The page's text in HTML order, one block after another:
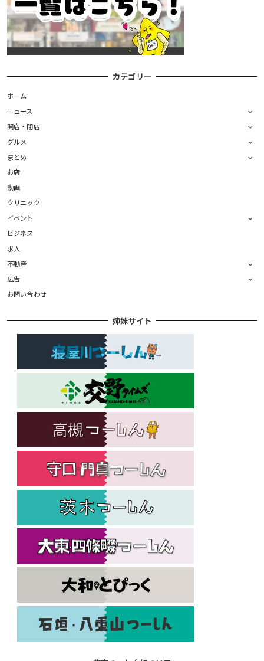
カテゴリー
ホーム
ニュース
開店・閉店
グルメ
まとめ
お店
動画
クリニック
イベント
ビジネス
求人
不動産
広告
お問い合わせ
姉妹サイト